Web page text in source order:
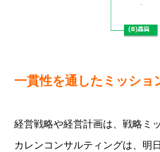
一貫性を通したミッショ
経営戦略や経営計画は、戦略ミ
カレンコンサルティングは、明